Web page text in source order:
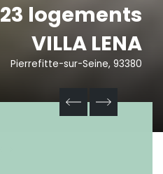
23 logements
VILLA LENA
Pierrefitte-sur-Seine, 93380